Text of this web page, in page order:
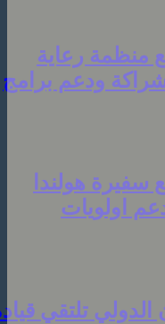
رعاية
ودعم برامج
هولندا
تلتقي قيادة